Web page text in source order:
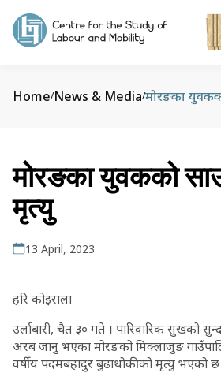
Home/News & Media/
मोरङका युवकको
मृत्यु
13 April, 2023
हरि कोइराला
उर्लाबारी, चैत ३० गते । पारिवारिक सुखको
अरब जानु भएका मोरङको मिक्लाजुङ
वर्षीय पदमबहादुर बुढाथोकीको मृत्यु भएको छ